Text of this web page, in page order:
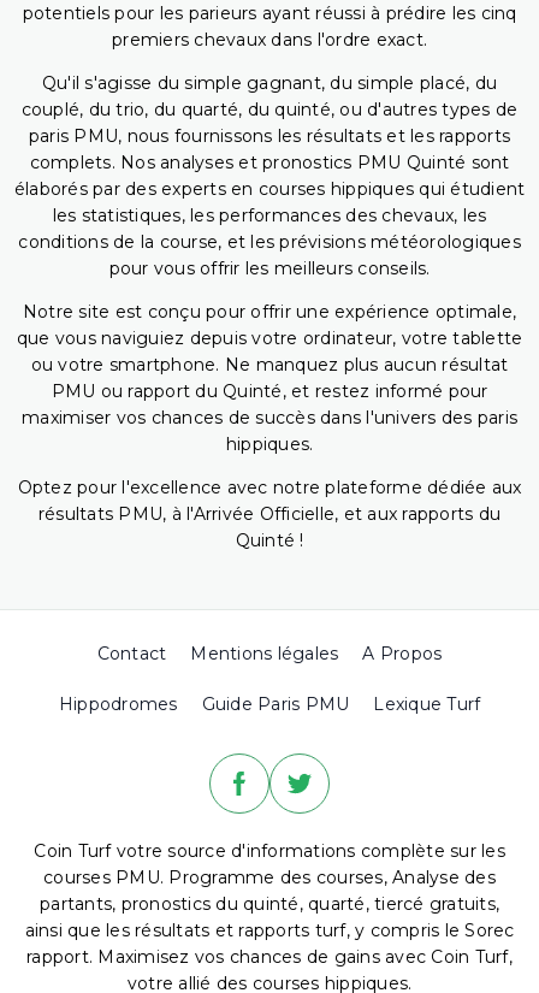
potentiels pour les parieurs ayant réussi à prédire les cinq
premiers chevaux dans l'ordre exact.
Qu'il s'agisse du simple gagnant, du simple placé, du
couplé, du trio, du quarté, du quinté, ou d'autres types de
paris PMU, nous fournissons les résultats et les rapports
complets. Nos analyses et pronostics PMU Quinté sont
élaborés par des experts en courses hippiques qui étudient
les statistiques, les performances des chevaux, les
conditions de la course, et les prévisions météorologiques
pour vous offrir les meilleurs conseils.
Notre site est conçu pour offrir une expérience optimale,
que vous naviguiez depuis votre ordinateur, votre tablette
ou votre smartphone. Ne manquez plus aucun résultat
PMU ou rapport du Quinté, et restez informé pour
maximiser vos chances de succès dans l'univers des paris
hippiques.
Optez pour l'excellence avec notre plateforme dédiée aux
résultats PMU, à l'Arrivée Officielle, et aux rapports du
Quinté !
Contact Mentions légales A Propos
Hippodromes Guide Paris PMU Lexique Turf
Coin Turf votre source d'informations complète sur les
courses PMU. Programme des courses, Analyse des
partants, pronostics du quinté, quarté, tiercé gratuits,
ainsi que les résultats et rapports turf, y compris le Sorec
rapport. Maximisez vos chances de gains avec Coin Turf,
votre allié des courses hippiques.